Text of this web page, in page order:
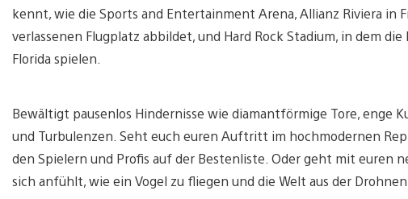
kennt, wie die Sports and Entertainment Arena, Allianz Riviera in
verlassenen Flugplatz abbildet, und Hard Rock Stadium, in dem
Florida spielen.
Bewältigt pausenlos Hindernisse wie diamantförmige Tore, enge
und Turbulenzen. Seht euch euren Auftritt im hochmodernen
den Spielern und Profis auf der Bestenliste. Oder geht mit euren
sich anfühlt, wie ein Vogel zu fliegen und die Welt aus der